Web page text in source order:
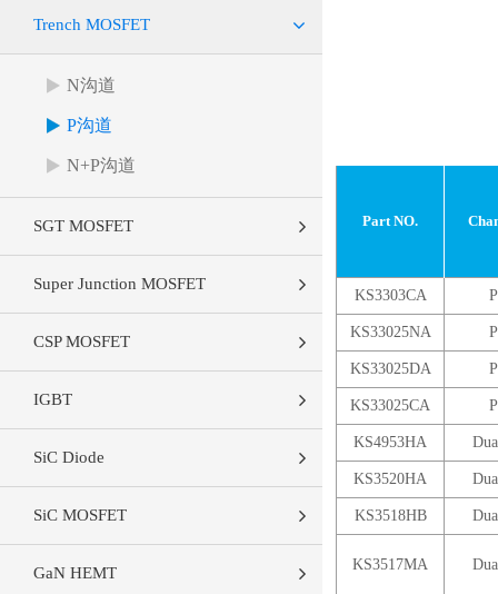
Trench MOSFET
N沟道
P沟道
N+P沟道
SGT MOSFET
Super Junction MOSFET
CSP MOSFET
IGBT
SiC Diode
SiC MOSFET
GaN HEMT
Part NO.
KS3303CA P
KS33025NA P
KS33025DA P
KS33025CA P
KS4953HA
KS3520HA
KS3518HB
KS3517MA